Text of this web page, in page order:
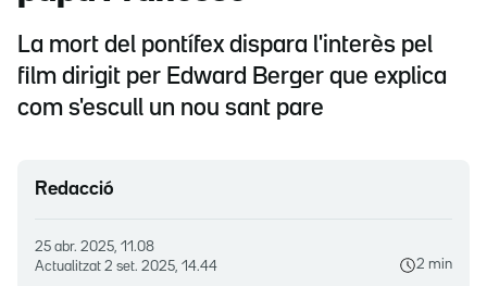
La mort del pontífex dispara l'interès pel
film dirigit per Edward Berger que explica
com s'escull un nou sant pare
Redacció
25 abr. 2025, 11.08
Actualitzat 2 set. 2025, 14.44 2 min